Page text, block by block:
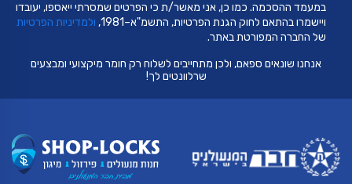
במעמד ההסכמה. כמו כן, אני מאשר/ת כי הפרטים שמסרתי ייאספו, יעובדו
ויישמרו בהתאם לחוק הגנת הפרטיות, התשמ"א–1981,
ולמדיניות הפרטיות
של החברה המפורטת באתר.
אנחנו שונאים ספאם, ולכן מתחייבים לשלוח רק חומר מיקצועי ומבצעים
שרלוונטים לך!